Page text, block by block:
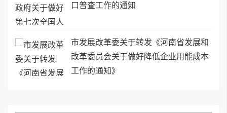
口普查工作的通知
市发展改革委关于转发《河南省发展和
改革委员会关于做好降低企业用能成本
工作的通知》